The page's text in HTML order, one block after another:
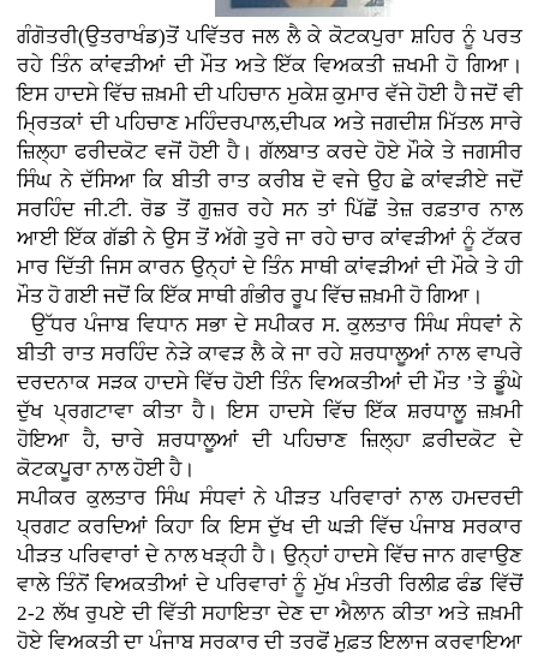
ਗੰਗੋਤਰੀ(ਉਤਰਾਖੰਡ)ਤੋਂ ਪਵਿੱਤਰ ਜਲ ਲੈ ਕੇ ਕੋਟਕਪੁਰਾ ਸ਼ਹਿਰ ਨੂੰ ਪਰਤ
ਰਹੇ ਤਿੰਨ ਕਾਂਵੜੀਆਂ ਦੀ ਮੌਤ ਅਤੇ ਇੱਕ ਵਿਅਕਤੀ ਜ਼ਖਮੀ ਹੋ ਗਿਆ।
ਇਸ ਹਾਦਸੇ ਵਿੱਚ ਜ਼ਖ਼ਮੀ ਦੀ ਪਹਿਚਾਨ ਮੁਕੇਸ਼ ਕੁਮਾਰ ਵੱਜੇ ਹੋਈ ਹੈ ਜਦੋਂ ਵੀ
ਮ੍ਰਿਤਕਾਂ ਦੀ ਪਹਿਚਾਣ ਮਹਿੰਦਰਪਾਲ,ਦੀਪਕ ਅਤੇ ਜਗਦੀਸ਼ ਮਿੱਤਲ ਸਾਰੇ
ਜ਼ਿਲ੍ਹਾ ਫਰੀਦਕੋਟ ਵਜੋਂ ਹੋਈ ਹੈ। ਗੱਲਬਾਤ ਕਰਦੇ ਹੋਏ ਮੌਕੇ ਤੇ ਜਗਸੀਰ
ਸਿੰਘ ਨੇ ਦੱਸਿਆ ਕਿ ਬੀਤੀ ਰਾਤ ਕਰੀਬ ਦੋ ਵਜੇ ਉਹ ਛੇ ਕਾਂਵੜੀਏ ਜਦੋਂ
ਸਰਹਿੰਦ ਜੀ.ਟੀ. ਰੋਡ ਤੋਂ ਗੁਜ਼ਰ ਰਹੇ ਸਨ ਤਾਂ ਪਿੱਛੋਂ ਤੇਜ਼ ਰਫ਼ਤਾਰ ਨਾਲ
ਆਈ ਇੱਕ ਗੱਡੀ ਨੇ ਉਸ ਤੋਂ ਅੱਗੇ ਤੁਰੇ ਜਾ ਰਹੇ ਚਾਰ ਕਾਂਵੜੀਆਂ ਨੂੰ ਟੱਕਰ
ਮਾਰ ਦਿੱਤੀ ਜਿਸ ਕਾਰਨ ਉਨ੍ਹਾਂ ਦੇ ਤਿੰਨ ਸਾਥੀ ਕਾਂਵੜੀਆਂ ਦੀ ਮੌਕੇ ਤੇ ਹੀ
ਮੌਤ ਹੋ ਗਈ ਜਦੋਂ ਕਿ ਇੱਕ ਸਾਥੀ ਗੰਭੀਰ ਰੂਪ ਵਿੱਚ ਜ਼ਖ਼ਮੀ ਹੋ ਗਿਆ।
ਉੱਧਰ ਪੰਜਾਬ ਵਿਧਾਨ ਸਭਾ ਦੇ ਸਪੀਕਰ ਸ. ਕੁਲਤਾਰ ਸਿੰਘ ਸੰਧਵਾਂ ਨੇ
ਬੀਤੀ ਰਾਤ ਸਰਹਿੰਦ ਨੇੜੇ ਕਾਵੜ ਲੈ ਕੇ ਜਾ ਰਹੇ ਸ਼ਰਧਾਲੂਆਂ ਨਾਲ ਵਾਪਰੇ
ਦਰਦਨਾਕ ਸੜਕ ਹਾਦਸੇ ਵਿੱਚ ਹੋਈ ਤਿੰਨ ਵਿਅਕਤੀਆਂ ਦੀ ਮੌਤ ’ਤੇ ਡੂੰਘੇ
ਦੁੱਖ ਪ੍ਰਗਟਾਵਾ ਕੀਤਾ ਹੈ। ਇਸ ਹਾਦਸੇ ਵਿੱਚ ਇੱਕ ਸ਼ਰਧਾਲੂ ਜ਼ਖ਼ਮੀ
ਹੋਇਆ ਹੈ, ਚਾਰੇ ਸ਼ਰਧਾਲੂਆਂ ਦੀ ਪਹਿਚਾਣ ਜ਼ਿਲ੍ਹਾ ਫ਼ਰੀਦਕੋਟ ਦੇ
ਕੋਟਕਪੂਰਾ ਨਾਲ ਹੋਈ ਹੈ।
ਸਪੀਕਰ ਕੁਲਤਾਰ ਸਿੰਘ ਸੰਧਵਾਂ ਨੇ ਪੀੜਤ ਪਰਿਵਾਰਾਂ ਨਾਲ ਹਮਦਰਦੀ
ਪ੍ਰਗਟ ਕਰਦਿਆਂ ਕਿਹਾ ਕਿ ਇਸ ਦੁੱਖ ਦੀ ਘੜੀ ਵਿੱਚ ਪੰਜਾਬ ਸਰਕਾਰ
ਪੀੜਤ ਪਰਿਵਾਰਾਂ ਦੇ ਨਾਲ ਖੜ੍ਹੀ ਹੈ। ਉਨ੍ਹਾਂ ਹਾਦਸੇ ਵਿੱਚ ਜਾਨ ਗਵਾਉਣ
ਵਾਲੇ ਤਿੰਨੋਂ ਵਿਅਕਤੀਆਂ ਦੇ ਪਰਿਵਾਰਾਂ ਨੂੰ ਮੁੱਖ ਮੰਤਰੀ ਰਿਲੀਫ਼ ਫੰਡ ਵਿੱਚੋਂ
2-2 ਲੱਖ ਰੁਪਏ ਦੀ ਵਿੱਤੀ ਸਹਾਇਤਾ ਦੇਣ ਦਾ ਐਲਾਨ ਕੀਤਾ ਅਤੇ ਜ਼ਖ਼ਮੀ
ਹੋਏ ਵਿਅਕਤੀ ਦਾ ਪੰਜਾਬ ਸਰਕਾਰ ਦੀ ਤਰਫੋਂ ਮੁਫ਼ਤ ਇਲਾਜ ਕਰਵਾਇਆ